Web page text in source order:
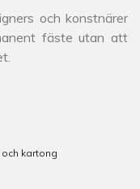
och konstnärer
fäste utan att
kartong